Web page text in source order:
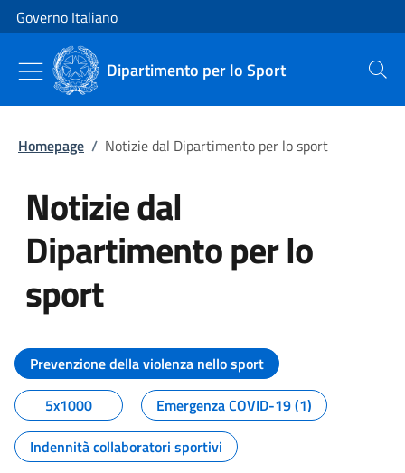
Vai al contenuto
Vai alla navigazione del sito
Governo Italiano
Dipartimento per lo Sport Cerca
Homepage / Notizie dal Dipartimento per lo sport
Notizie dal
Dipartimento per lo
sport
Tutti i contenuti della pagina
Prevenzione della violenza nello sport
5x1000
Emergenza COVID-19 (1)
Indennità collaboratori sportivi